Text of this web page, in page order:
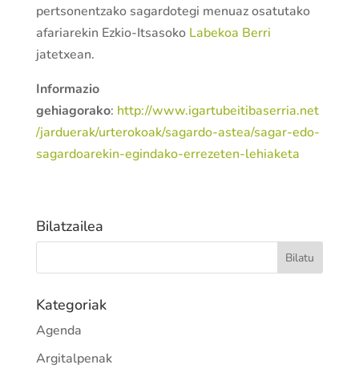
pertsonentzako sagardotegi menuaz osatutako
afariarekin Ezkio-Itsasoko Labekoa Berri
jatetxean.
Informazio
gehiagorako: http://www.igartubeitibaserria.net
/jarduerak/urterokoak/sagardo-astea/sagar-edo-
sagardoarekin-egindako-errezeten-lehiaketa
Bilatzailea
Kategoriak
Agenda
Argitalpenak